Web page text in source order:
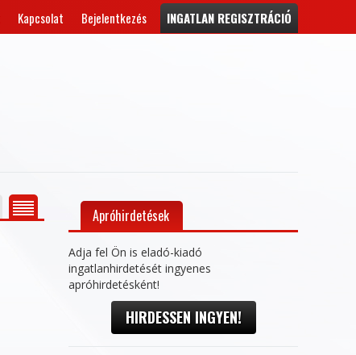
Kapcsolat Bejelentkezés INGATLAN REGISZTRÁCIÓ
Apróhirdetések
Adja fel Ön is eladó-kiadó
ingatlanhirdetését ingyenes
apróhirdetésként!
HIRDESSEN INGYEN!